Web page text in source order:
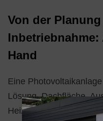
Von der
Hand
Eine
Lösung. Dachfläche,
Heiztechnik spielen